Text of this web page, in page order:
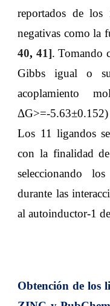
reportados de
negativas como la
40, 41]. Tomando
Gibbs igual o
acoplamiento
ΔG>=-5.63±0.152)
Los 11 ligandos
con la finalidad
seleccionando
durante las
al autoinductor-1
Obtención de los